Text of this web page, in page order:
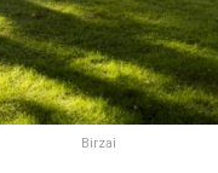
Birzai